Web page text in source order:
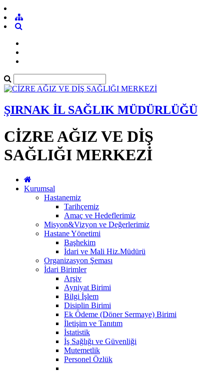
ŞIRNAK İL SAĞLIK MÜDÜRLÜĞÜ
CİZRE AĞIZ VE DİŞ
SAĞLIĞI MERKEZİ
Kurumsal
Hastanemiz
Tarihçemiz
Amaç ve Hedeflerimiz
Misyon&Vizyon ve Değerlerimiz
Hastane Yönetimi
Başhekim
İdari ve Mali Hiz.Müdürü
Organizasyon Şeması
İdari Birimler
Arşiv
Ayniyat Birimi
Bilgi İşlem
Disiplin Birimi
Ek Ödeme (Döner Sermaye) Birimi
İletişim ve Tanıtım
İstatistik
İş Sağlığı ve Güvenliği
Mutemetlik
Personel Özlük